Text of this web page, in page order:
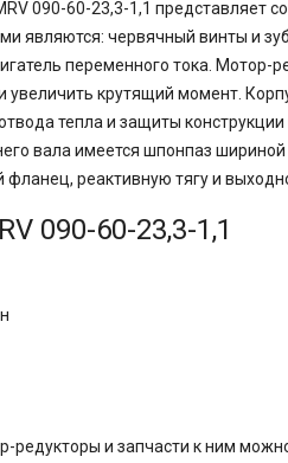
090-60-23,3-1,1 представляет
являются: червячный винты и
переменного тока. Мотор-
увеличить крутящий момент.
тепла и защиты
вала имеется шпонпаз
реактивную тягу и
090-60-23,3-1,1
редукторы и запчасти к ним